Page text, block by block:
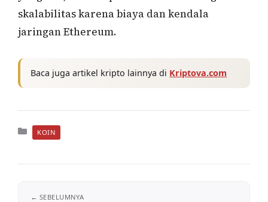
skalabilitas karena biaya dan kendala
jaringan Ethereum.
Baca juga artikel kripto lainnya di Kriptova.com
Kategori
KOIN